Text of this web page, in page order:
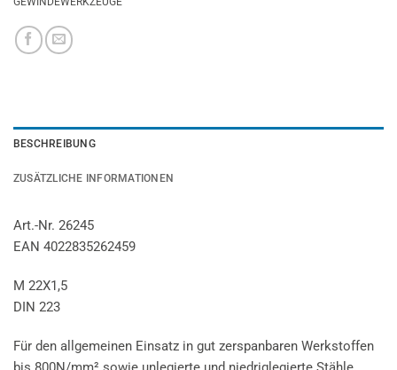
BESCHREIBUNG
ZUSÄTZLICHE INFORMATIONEN
Art.-Nr. 26245
EAN 4022835262459
M 22X1,5
DIN 223
Für den allgemeinen Einsatz in gut zerspanbaren Werkstoffen